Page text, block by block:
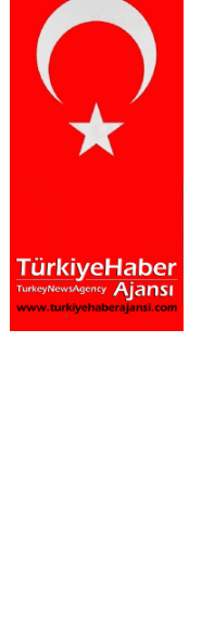
%31,75;
%50,49 olarak